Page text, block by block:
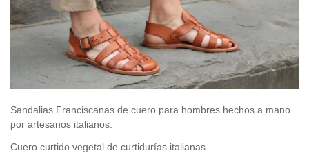
Sandalias Franciscanas de cuero para hombres hechos a mano
por artesanos italianos.
Cuero curtido vegetal de curtidurías italianas.